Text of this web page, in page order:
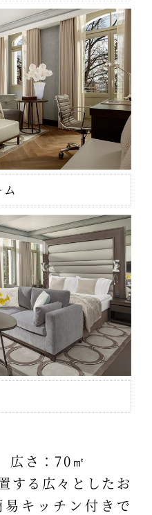
さ：70㎡
する広々としたお
キッチン付きで